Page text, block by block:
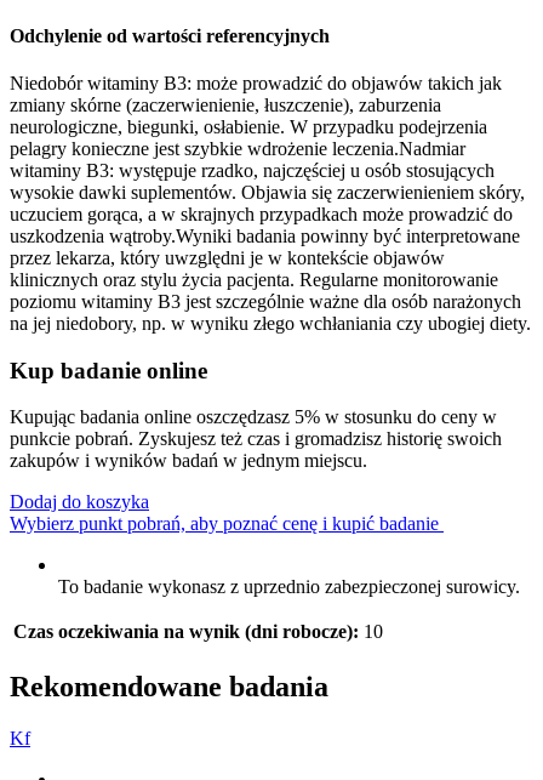
Odchylenie od wartości referencyjnych
Niedobór witaminy B3: może prowadzić do objawów takich jak
zmiany skórne (zaczerwienienie, łuszczenie), zaburzenia
neurologiczne, biegunki, osłabienie. W przypadku podejrzenia
pelagry konieczne jest szybkie wdrożenie leczenia.Nadmiar
witaminy B3: występuje rzadko, najczęściej u osób stosujących
wysokie dawki suplementów. Objawia się zaczerwienieniem skóry,
uczuciem gorąca, a w skrajnych przypadkach może prowadzić do
uszkodzenia wątroby.Wyniki badania powinny być interpretowane
przez lekarza, który uwzględni je w kontekście objawów
klinicznych oraz stylu życia pacjenta. Regularne monitorowanie
poziomu witaminy B3 jest szczególnie ważne dla osób narażonych
na jej niedobory, np. w wyniku złego wchłaniania czy ubogiej diety.
Kup badanie online
Kupując badania online oszczędzasz 5% w stosunku do ceny w
punkcie pobrań. Zyskujesz też czas i gromadzisz historię swoich
zakupów i wyników badań w jednym miejscu.
Dodaj do koszyka
Wybierz punkt pobrań, aby poznać cenę i kupić badanie
To badanie wykonasz z uprzednio zabezpieczonej surowicy.
Czas oczekiwania na wynik (dni robocze): 10
Rekomendowane badania
Kf